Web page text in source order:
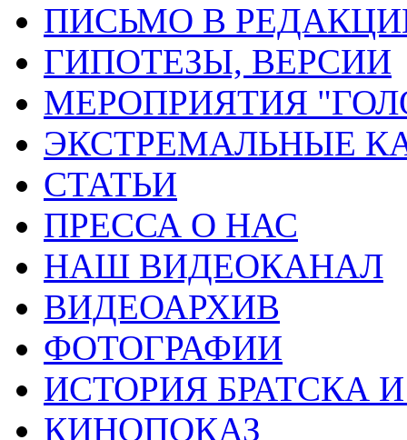
ПИСЬМО В
ГИПОТЕЗЫ, ВЕРСИИ
МЕРОПРИЯТИЯ
ЭКСТРЕМАЛЬНЫЕ
СТАТЬИ
ПРЕССА О НАС
НАШ ВИДЕОКАНАЛ
ВИДЕОАРХИВ
ФОТОГРАФИИ
ИСТОРИЯ БРАТСКА
КИНОПОКАЗ